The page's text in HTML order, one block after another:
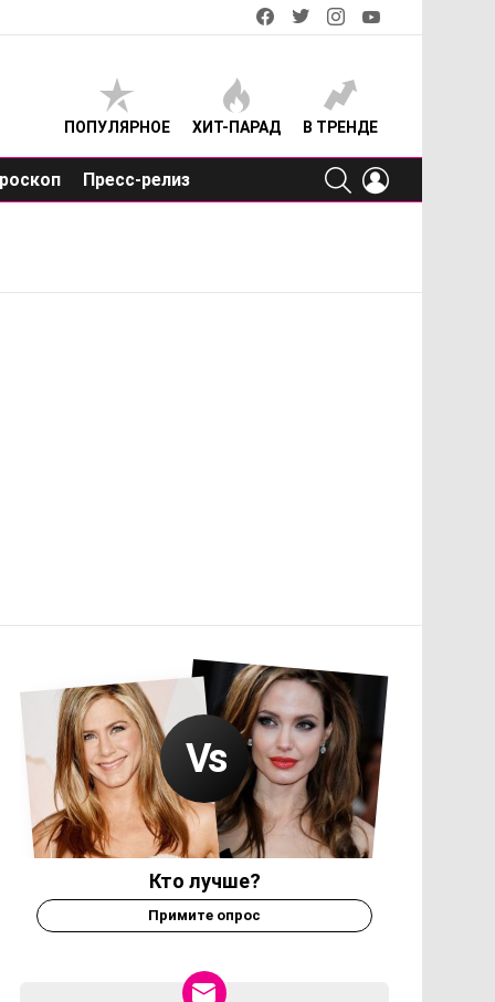
facebooktwitterinstagram
ПОПУЛЯРНОЕ ХИТ-ПАРАД В ТРЕНДЕ
Пресс-релиз
SEARCH
Кто лучше?
Примите опрос